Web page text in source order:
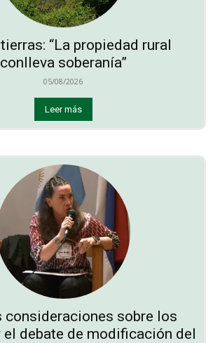
“La propiedad rural
conlleva soberanía”
05/08/2026
Leer más
consideraciones sobre los
el debate de modificación del